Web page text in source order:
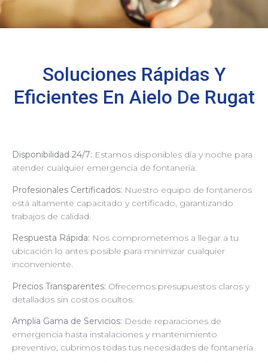
Soluciones Rápidas Y
Eficientes En Aielo De Rugat
Disponibilidad 24/7: Estamos disponibles día y noche para
atender cualquier emergencia de fontanería.
Profesionales Certificados: Nuestro equipo de fontaneros
está altamente capacitado y certificado, garantizando
trabajos de calidad.
Respuesta Rápida: Nos comprometemos a llegar a tu
ubicación lo antes posible para minimizar cualquier
inconveniente.
Precios Transparentes: Ofrecemos presupuestos claros y
detallados sin costos ocultos.
Amplia Gama de Servicios: Desde reparaciones de
emergencia hasta instalaciones y mantenimiento
preventivo, cubrimos todas tus necesidades de fontanería.